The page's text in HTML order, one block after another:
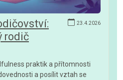
23.4.2026
rodič
praktik a přítomnosti
a posílit vztah se